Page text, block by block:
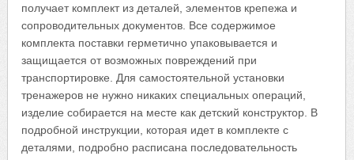
получает комплект из деталей, элементов крепежа и
сопроводительных документов. Все содержимое
комплекта поставки герметично упаковывается и
защищается от возможных повреждений при
транспортировке. Для самостоятельной установки
тренажеров не нужно никаких специальных операций,
изделие собирается на месте как детский конструктор. В
подробной инструкции, которая идет в комплекте с
деталями, подробно расписана последовательность